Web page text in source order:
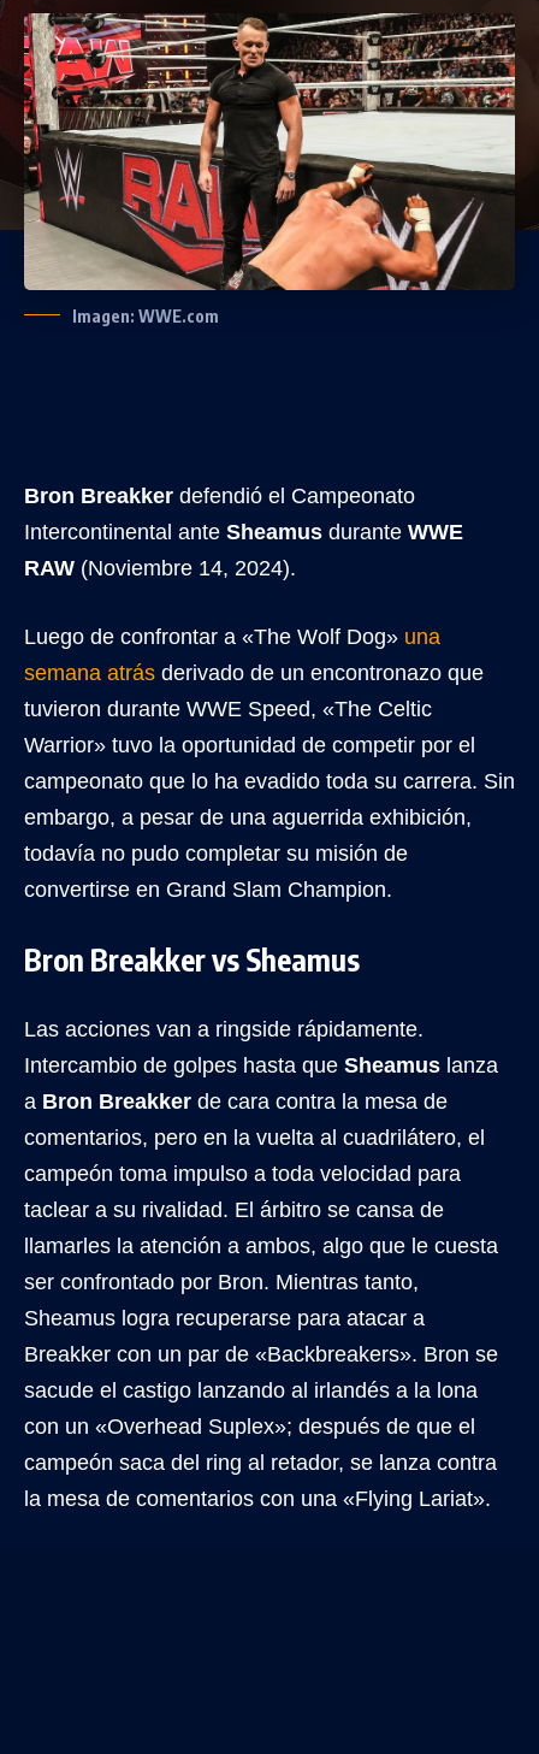
Imagen: WWE.com
Bron Breakker defendió el Campeonato
Intercontinental ante Sheamus durante WWE
RAW (Noviembre 14, 2024).
Luego de confrontar a «The Wolf Dog» una
semana atrás derivado de un encontronazo que
tuvieron durante WWE Speed, «The Celtic
Warrior» tuvo la oportunidad de competir por el
campeonato que lo ha evadido toda su carrera. Sin
embargo, a pesar de una aguerrida exhibición,
todavía no pudo completar su misión de
convertirse en Grand Slam Champion.
Bron Breakker vs Sheamus
Las acciones van a ringside rápidamente.
Intercambio de golpes hasta que Sheamus lanza
a Bron Breakker de cara contra la mesa de
comentarios, pero en la vuelta al cuadrilátero, el
campeón toma impulso a toda velocidad para
taclear a su rivalidad. El árbitro se cansa de
llamarles la atención a ambos, algo que le cuesta
ser confrontado por Bron. Mientras tanto,
Sheamus logra recuperarse para atacar a
Breakker con un par de «Backbreakers». Bron se
sacude el castigo lanzando al irlandés a la lona
con un «Overhead Suplex»; después de que el
campeón saca del ring al retador, se lanza contra
la mesa de comentarios con una «Flying Lariat».